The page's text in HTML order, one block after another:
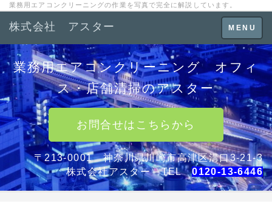
業務用エアコンクリーニングの作業を写真で完全に解説しています。
Toggle
navigation
MENU
株式会社 アスター
業務用エアコンクリーニング オフィ
ス・店舗清掃のアスター
お問合せはこちらから
〒213-0001 神奈川県川崎市高津区溝口3-21-3
株式会社アスター TEL0120-13-6446